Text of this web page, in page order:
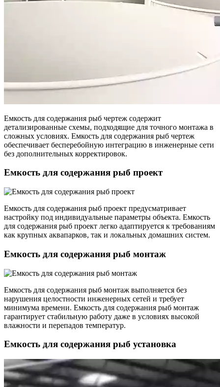
Емкость для содержания рыб чертеж содержит
детализированные схемы, подходящие для точного монтажа в
сложных условиях. Емкость для содержания рыб чертеж
обеспечивает бесперебойную интеграцию в инженерные сети
без дополнительных корректировок.
Емкость для содержания рыб проект
Емкость для содержания рыб проект предусматривает
настройку под индивидуальные параметры объекта. Емкость
для содержания рыб проект легко адаптируется к требованиям
как крупных аквапарков, так и локальных домашних систем.
Емкость для содержания рыб монтаж
Емкость для содержания рыб монтаж выполняется без
нарушения целостности инженерных сетей и требует
минимума времени. Емкость для содержания рыб монтаж
гарантирует стабильную работу даже в условиях высокой
влажности и перепадов температур.
Емкость для содержания рыб установка